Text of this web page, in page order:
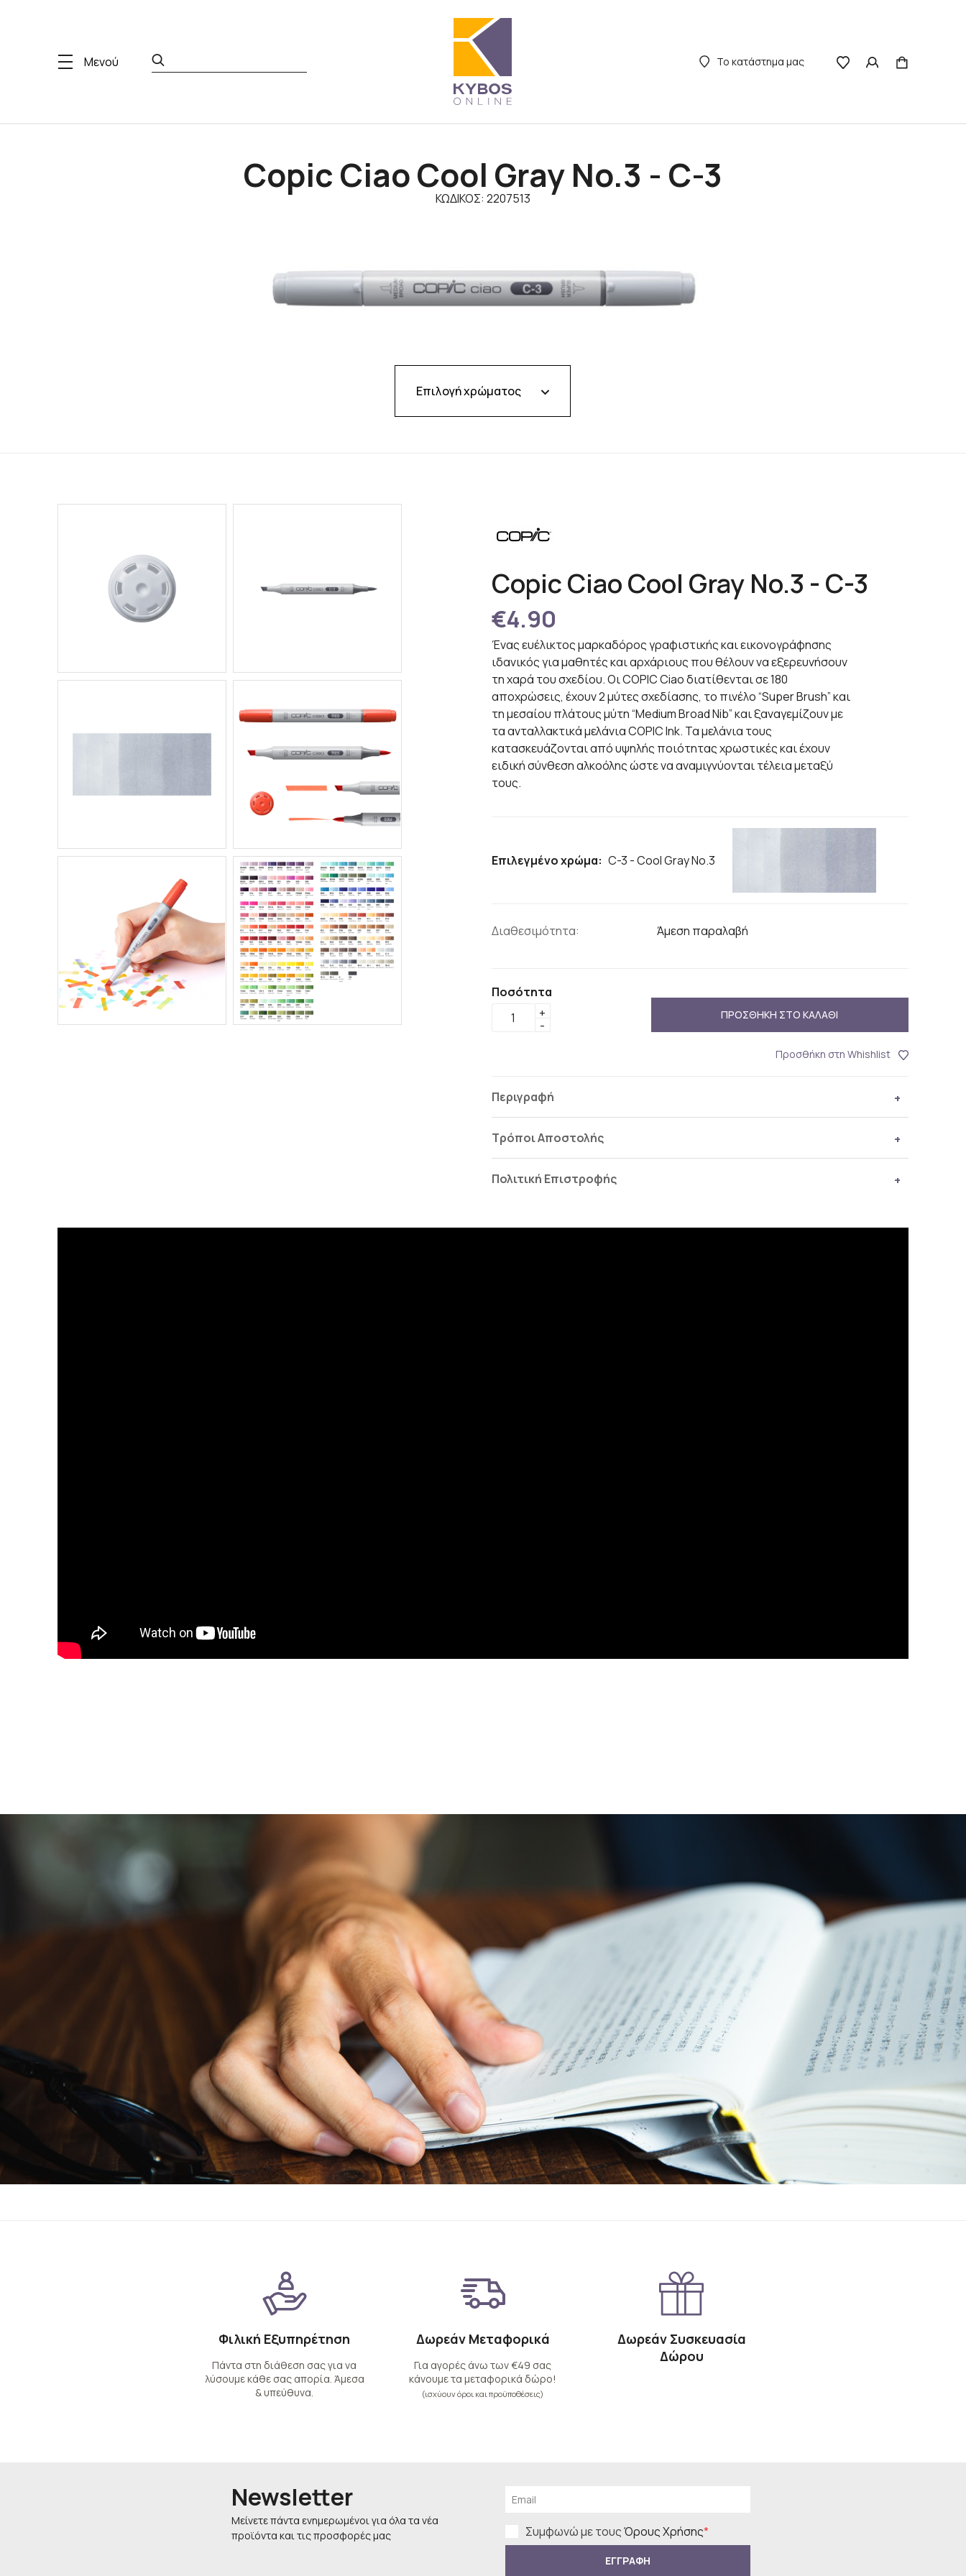
Μενού Το κατάστημα μας
Copic Ciao Cool Gray No.3 - C-3
ΚΩΔΙΚΟΣ: 2207513
Επιλογή χρώματος
Copic Ciao Cool Gray No.3 - C-3
€4.90
Ένας ευέλικτος μαρκαδόρος γραφιστικής και εικονογράφησης
ιδανικός για μαθητές και αρχάριους που θέλουν να εξερευνήσουν
τη χαρά του σχεδίου. Οι COPIC Ciao διατίθενται σε 180
αποχρώσεις, έχουν 2 μύτες σχεδίασης, το πινέλο “Super Brush” και
τη μεσαίου πλάτους μύτη “Medium Broad Nib” και ξαναγεμίζουν με
τα ανταλλακτικά μελάνια COPIC Ink. Τα μελάνια τους
κατασκευάζονται από υψηλής ποιότητας χρωστικές και έχουν
ειδική σύνθεση αλκοόλης ώστε να αναμιγνύονται τέλεια μεταξύ
τους.
Επιλεγμένο χρώμα: C-3 - Cool Gray No.3
Διαθεσιμότητα: Άμεση παραλαβή
Ποσότητα
+
-
ΠΡΟΣΘΗΚΗ ΣΤΟ ΚΑΛΑΘΙ
Προσθήκη στη Whishlist
Περιγραφή
Τρόποι Αποστολής
Πολιτική Επιστροφής
Φιλική Εξυπηρέτηση
Πάντα στη διάθεση σας για να
λύσουμε κάθε σας απορία. Άμεσα
& υπεύθυνα.
Δωρεάν Μεταφορικά
Για αγορές άνω των €49 σας
κάνουμε τα μεταφορικά δώρο!
(ισχύουν όροι και προϋποθέσεις)
Δωρεάν Συσκευασία
Δώρου
Newsletter
Μείνετε πάντα ενημερωμένοι για όλα τα νέα
προϊόντα και τις προσφορές μας
Συμφωνώ με τουςΌρους Χρήσης*
ΕΓΓΡΑΦΗ